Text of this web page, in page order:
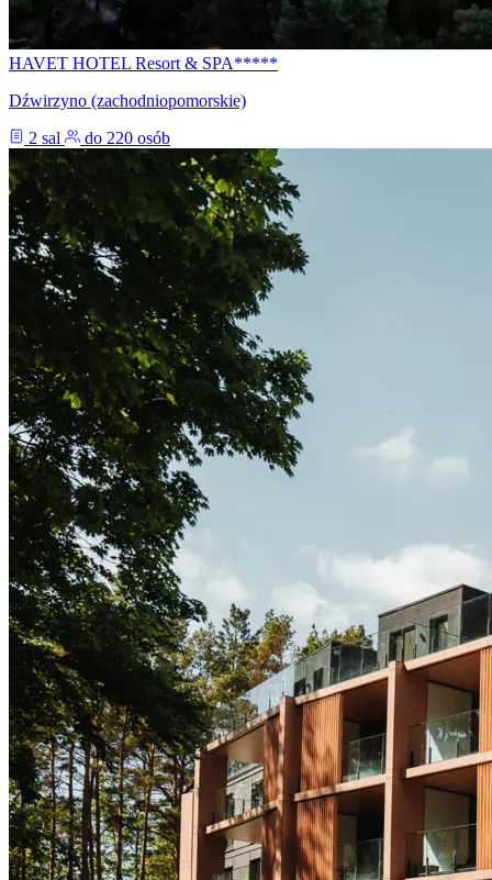
HAVET HOTEL Resort & SPA*****
Dźwirzyno (zachodniopomorskie)
2 sal
do 220 osób